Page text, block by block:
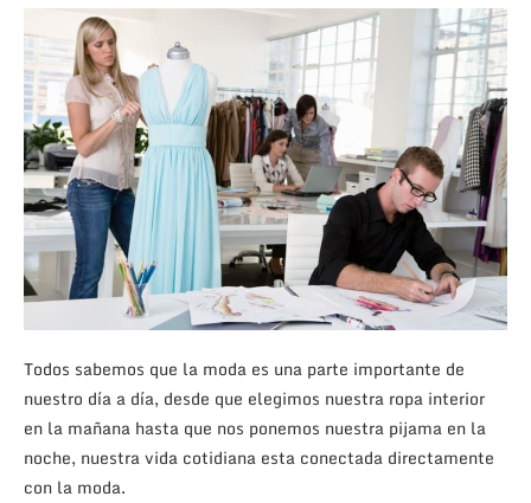
Todos sabemos que la moda es una parte importante de
nuestro día a día, desde que elegimos nuestra ropa interior
en la mañana hasta que nos ponemos nuestra pijama en la
noche, nuestra vida cotidiana esta conectada directamente
con la moda.